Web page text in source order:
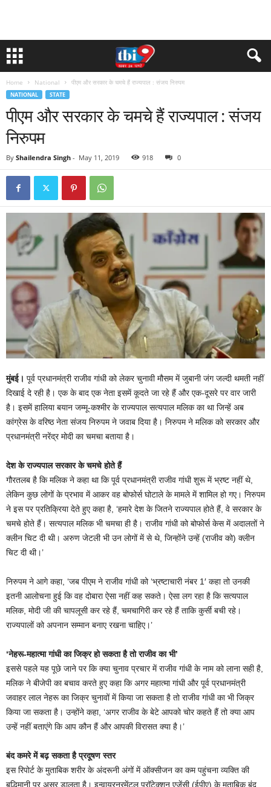
Home National पीएम और सरकार के चमचे हैं राज्यपाल : संजय निरुपम
NATIONAL STATE
पीएम और सरकार के चमचे हैं राज्यपाल : संजय
निरुपम
By Shailendra Singh - May 11, 2019 918 0
मुंबई। पूर्व प्रधानमंत्री राजीव गांधी को लेकर चुनावी मौसम में जुबानी जंग जल्दी थमती नहीं
दिखाई दे रही है। एक के बाद एक नेता इसमें कूदते जा रहे हैं और एक-दूसरे पर वार जारी
है। इसमें हालिया बयान जम्मू-कश्मीर के राज्यपाल सत्यपाल मलिक का था जिन्हें अब
कांग्रेस के वरिष्ठ नेता संजय निरुपम ने जवाब दिया है। निरुपम ने मलिक को सरकार और
प्रधानमंत्री नरेंद्र मोदी का चमचा बताया है।
देश के राज्यपाल सरकार के चमचे होते हैं
गौरतलब है कि मलिक ने कहा था कि पूर्व प्रधानमंत्री राजीव गांधी शुरू में भ्रष्ट नहीं थे,
लेकिन कुछ लोगों के प्रभाव में आकर वह बोफोर्स घोटाले के मामले में शामिल हो गए। निरुपम
ने इस पर प्रतिक्रिया देते हुए कहा है, ‘हमारे देश के जितने राज्यपाल होते हैं, वे सरकार के
चमचे होते हैं। सत्यपाल मलिक भी चमचा ही है। राजीव गांधी को बोफोर्स केस में अदालतों ने
क्लीन चिट दी थी। अरुण जेटली भी उन लोगों में से थे, जिन्होंने उन्हें (राजीव को) क्लीन
चिट दी थी।’
निरुपम ने आगे कहा, ‘जब पीएम ने राजीव गांधी को ‘भ्रष्टाचारी नंबर 1′ कहा तो उनकी
इतनी आलोचना हुई कि वह दोबारा ऐसा नहीं कह सकते। ऐसा लग रहा है कि सत्यपाल
मलिक, मोदी जी की चापलूसी कर रहे हैं, चमचागिरी कर रहे हैं ताकि कुर्सी बची रहे।
राज्यपालों को अपनान सम्मान बनाए रखना चाहिए।’
‘नेहरू-महात्मा गांधी का जिक्र हो सकता है तो राजीव का भी’
इससे पहले यह पूछे जाने पर कि क्या चुनाव प्रचार में राजीव गांधी के नाम को लाना सही है,
मलिक ने बीजेपी का बचाव करते हुए कहा कि अगर महात्मा गांधी और पूर्व प्रधानमंत्री
जवाहर लाल नेहरू का जिक्र चुनावों में किया जा सकता है तो राजीव गांधी का भी जिक्र
किया जा सकता है। उन्होंने कहा, ‘अगर राजीव के बेटे आपको चोर कहते हैं तो क्या आप
उन्हें नहीं बताएंगे कि आप कौन हैं और आपकी विरासत क्या है।’
बंद कमरे में बढ़ सकता है प्रदूषण स्तर
इस रिपोर्ट के मुताबिक शरीर के अंदरूनी अंगों में ऑक्सीजन का कम पहुंचना व्यक्ति की
बुद्धिमानी पर असर डालता है। इन्वायरनरमेंटल प्रॉटेक्शन एजेंसी (ईपीए) के मुताबिक बंद